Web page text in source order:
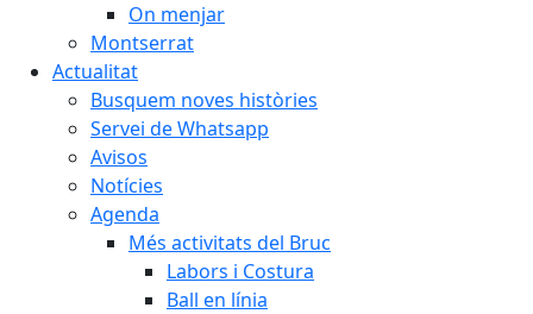
On menjar
Montserrat
Actualitat
Busquem noves històries
Servei de Whatsapp
Avisos
Notícies
Agenda
Més activitats del Bruc
Labors i Costura
Ball en línia